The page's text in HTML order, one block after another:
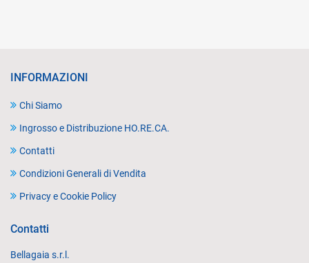
INFORMAZIONI
Chi Siamo
Ingrosso e Distribuzione HO.RE.CA.
Contatti
Condizioni Generali di Vendita
Privacy e Cookie Policy
Contatti
Bellagaia s.r.l.